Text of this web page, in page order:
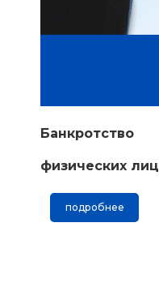
Банкротство
физических лиц
подробнее